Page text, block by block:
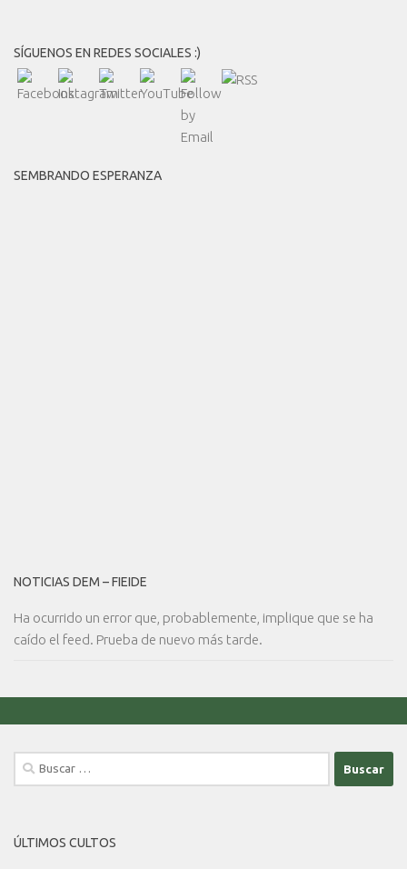
SÍGUENOS EN REDES SOCIALES :)
SEMBRANDO ESPERANZA
NOTICIAS DEM – FIEIDE
Ha ocurrido un error que, probablemente, implique que se ha
caído el feed. Prueba de nuevo más tarde.
Buscar:
ÚLTIMOS CULTOS